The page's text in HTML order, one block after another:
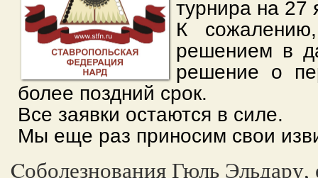
турнира на 27
К
решением в
решение о
более поздний срок.
Все заявки остаются в силе.
Мы еще раз приносим свои
Cоболезнования Гюль